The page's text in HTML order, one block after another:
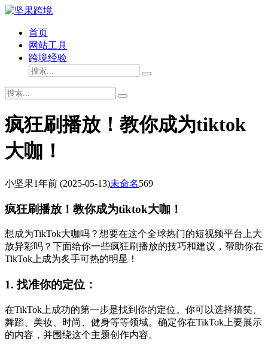
首页
网站工具
跨境经验
疯狂刷播放！教你成为tiktok
大咖！
小坚果1年前 (2025-05-13)未命名569
疯狂刷播放！教你成为tiktok大咖！
想成为TikTok大咖吗？想要在这个全球热门的短视频平台上大
放异彩吗？下面给你一些疯狂刷播放的技巧和建议，帮助你在
TikTok上成为炙手可热的明星！
1. 找准你的定位：
在TikTok上成功的第一步是找到你的定位。你可以选择搞笑、
舞蹈、美妆、时尚、健身等等领域。确定你在TikTok上要展示
的内容，并围绕这个主题创作内容。